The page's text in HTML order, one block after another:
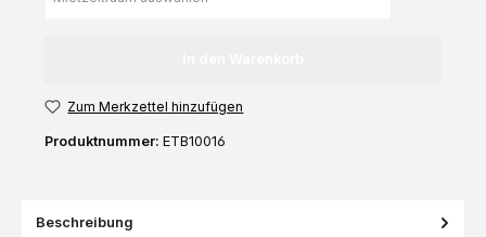
Zum Merkzettel hinzufügen
Produktnummer: ETB10016
Beschreibung